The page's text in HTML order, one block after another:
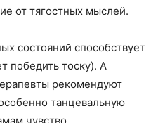
от тягостных мыслей.
состояний способствует
победить тоску). А
рекомендуют
танцевальную